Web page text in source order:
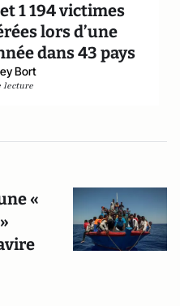
1 194 victimes
lors d’une
dans 43 pays
Bort
lecture
«